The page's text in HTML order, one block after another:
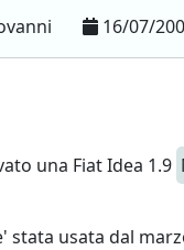
16/07/
una Fiat Idea 1.9
stata usata dal